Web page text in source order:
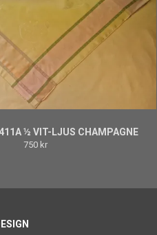
½ VIT-LJUS CHAMPAGNE
750 kr